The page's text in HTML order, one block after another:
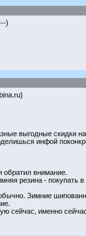
)
выгодные скидки
инфой
обратил внимание.
резина - покупать
Зимние
сейчас, именно